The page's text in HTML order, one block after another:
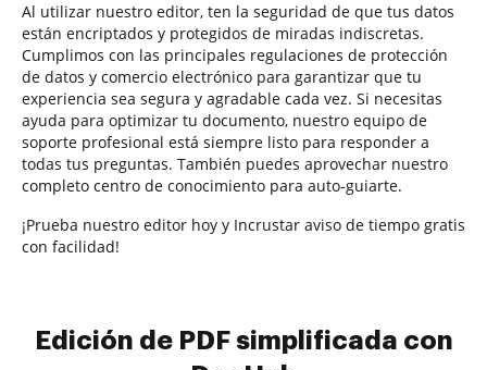
Al utilizar nuestro editor, ten la seguridad de que tus datos
están encriptados y protegidos de miradas indiscretas.
Cumplimos con las principales regulaciones de protección
de datos y comercio electrónico para garantizar que tu
experiencia sea segura y agradable cada vez. Si necesitas
ayuda para optimizar tu documento, nuestro equipo de
soporte profesional está siempre listo para responder a
todas tus preguntas. También puedes aprovechar nuestro
completo centro de conocimiento para auto-guiarte.
¡Prueba nuestro editor hoy y Incrustar aviso de tiempo gratis
con facilidad!
Edición de PDF simplificada con